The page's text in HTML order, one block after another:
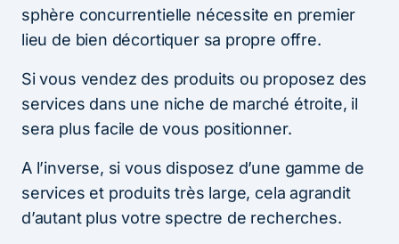
sphère concurrentielle nécessite en premier
lieu de bien décortiquer sa propre offre.
Si vous vendez des produits ou proposez des
services dans une niche de marché étroite, il
sera plus facile de vous positionner.
A l’inverse, si vous disposez d’une gamme de
services et produits très large, cela agrandit
d’autant plus votre spectre de recherches.